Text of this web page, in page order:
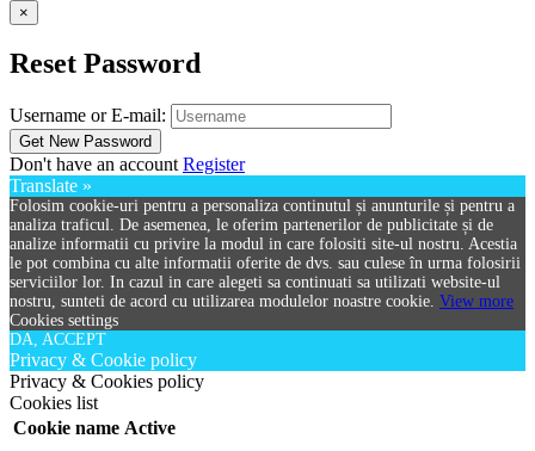
×
Reset Password
Username or E-mail:
Don't have an account Register
Translate »
Folosim cookie-uri pentru a personaliza continutul și anunturile și pentru a
analiza traficul. De asemenea, le oferim partenerilor de publicitate și de
analize informatii cu privire la modul in care folositi site-ul nostru. Acestia
le pot combina cu alte informatii oferite de dvs. sau culese în urma folosirii
serviciilor lor. In cazul in care alegeti sa continuati sa utilizati website-ul
nostru, sunteti de acord cu utilizarea modulelor noastre cookie. View more
Cookies settings
DA, ACCEPT
Privacy & Cookie policy
Privacy & Cookies policy
Cookies list
Cookie name Active